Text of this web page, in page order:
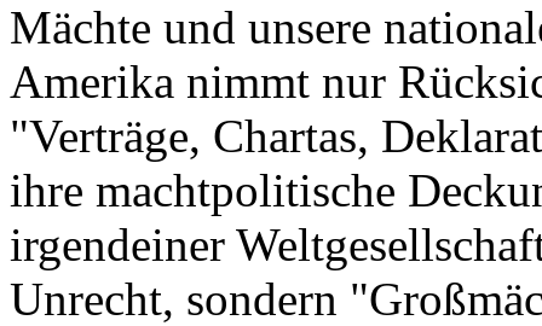
Mächte und unsere
Amerika nimmt nur
"Verträge, Chartas,
ihre machtpolitische
irgendeiner
Unrecht, sondern